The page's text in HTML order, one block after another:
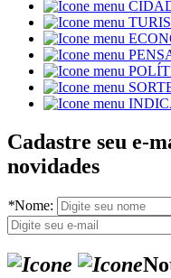
Cadastre seu e-
novidades
*Nome: